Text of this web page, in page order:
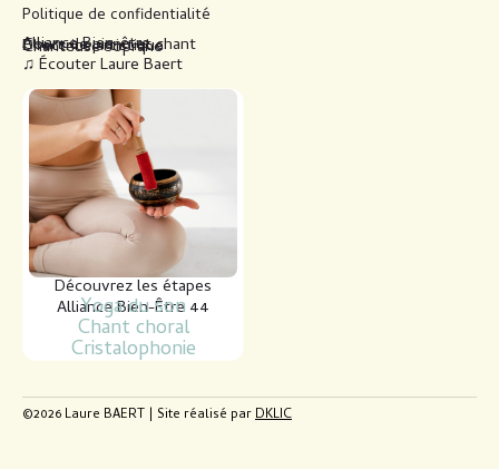
Politique de confidentialité
Chanteuse soprano
Directrice artistique
Cours de piano et chant
Alliance Bien-être
♫ Écouter Laure Baert
Découvrez les étapes
Alliance Bien-Être 44
Yoga du son
Chant choral
Cristalophonie
©2026 Laure BAERT | Site réalisé parDKLIC